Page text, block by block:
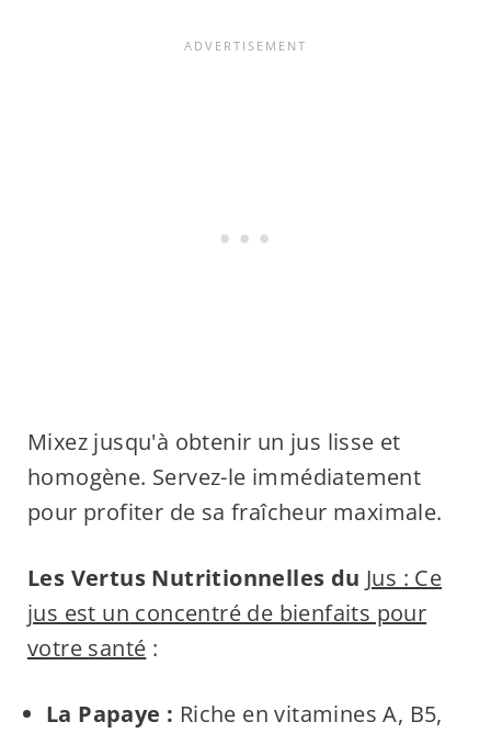
Mixez jusqu'à obtenir un jus lisse et
homogène. Servez-le immédiatement
pour profiter de sa fraîcheur maximale.
Les Vertus Nutritionnelles du Jus : Ce
jus est un concentré de bienfaits pour
votre santé :
La Papaye : Riche en vitamines A, B5,